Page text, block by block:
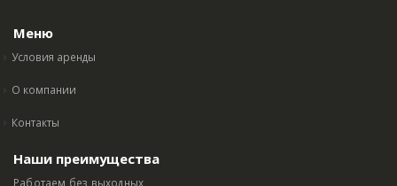
Меню
Условия аренды
О компании
Контакты
Наши преимущества
Работаем без выходных